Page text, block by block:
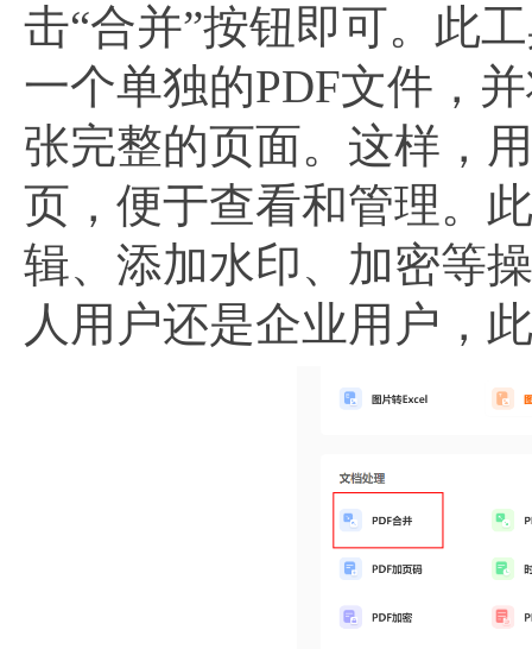
击“合并”按钮即可。此
一个单独的PDF文件，
张完整的页面。这样，
页，便于查看和管理。
辑、添加水印、加密等
人用户还是企业用户，